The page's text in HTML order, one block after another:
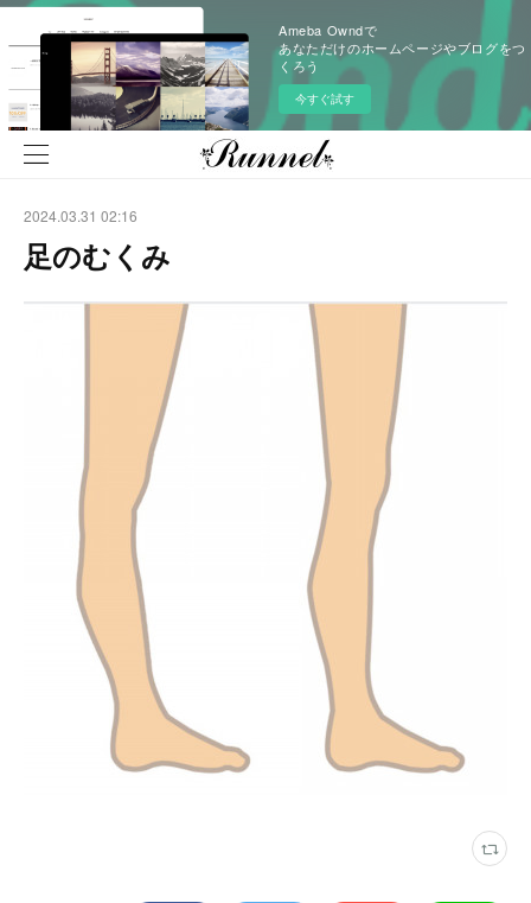
Ameba Owndで
あなただけのホームページやブログをつ
くろう
今すぐ試す
2024.03.31 02:16
足のむくみ